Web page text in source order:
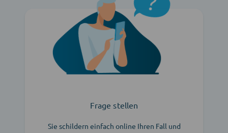
Frage stellen
Sie schildern einfach online Ihren Fall und